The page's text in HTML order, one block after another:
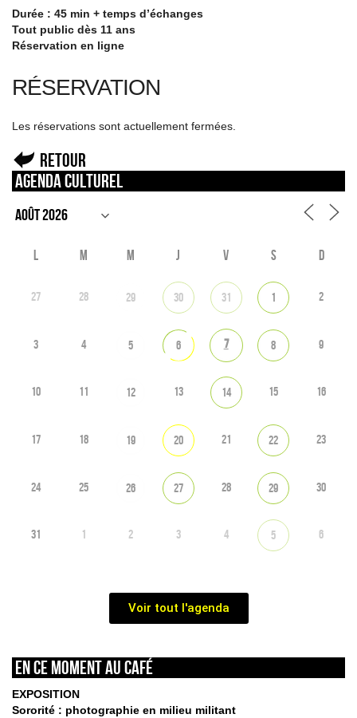
Durée : 45 min + temps d’échanges
Tout public dès 11 ans
Réservation en ligne
RÉSERVATION
Les réservations sont actuellement fermées.
Retour
Agenda culturel
L M M J V S D
27 28 29 30 31 1 2
3 4 5 6 7 8 9
10 11 12 13 14 15 16
17 18 19 20 21 22 23
24 25 26 27 28 29 30
31 1 2 3 4 5 6
Voir tout l'agenda
En ce moment au café
EXPOSITION
Sororité : photographie en milieu militant